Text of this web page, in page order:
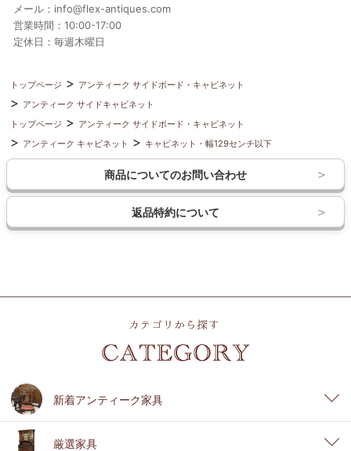
メール：info@flex-antiques.com
営業時間：10:00-17:00
定休日：毎週木曜日
トップページ
アンティーク サイドボード・キャビネット
アンティーク サイドキャビネット
トップページ
アンティーク サイドボード・キャビネット
アンティーク キャビネット
キャビネット・幅129センチ以下
商品についてのお問い合わせ
返品特約について
新着アンティーク家具
厳選家具